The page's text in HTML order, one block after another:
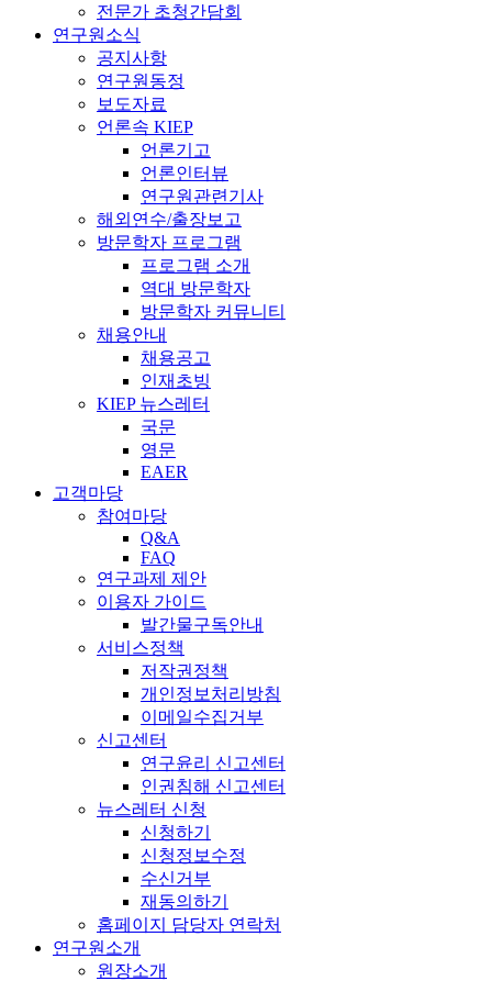
전문가 초청간담회
연구원소식
공지사항
연구원동정
보도자료
언론속 KIEP
언론기고
언론인터뷰
연구원관련기사
해외연수/출장보고
방문학자 프로그램
프로그램 소개
역대 방문학자
방문학자 커뮤니티
채용안내
채용공고
인재초빙
KIEP 뉴스레터
국문
영문
EAER
고객마당
참여마당
Q&A
FAQ
연구과제 제안
이용자 가이드
발간물구독안내
서비스정책
저작권정책
개인정보처리방침
이메일수집거부
신고센터
연구윤리 신고센터
인권침해 신고센터
뉴스레터 신청
신청하기
신청정보수정
수신거부
재동의하기
홈페이지 담당자 연락처
연구원소개
원장소개